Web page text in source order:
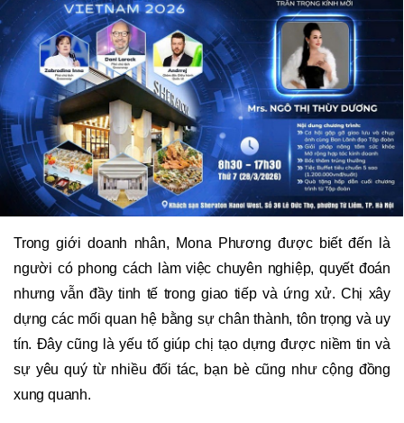
Trong giới doanh nhân, Mona Phương được biết đến là
người có phong cách làm việc chuyên nghiệp, quyết đoán
nhưng vẫn đầy tinh tế trong giao tiếp và ứng xử. Chị xây
dựng các mối quan hệ bằng sự chân thành, tôn trọng và uy
tín. Đây cũng là yếu tố giúp chị tạo dựng được niềm tin và
sự yêu quý từ nhiều đối tác, bạn bè cũng như cộng đồng
xung quanh.